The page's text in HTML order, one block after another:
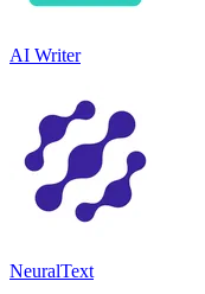
AI Writer
NeuralText